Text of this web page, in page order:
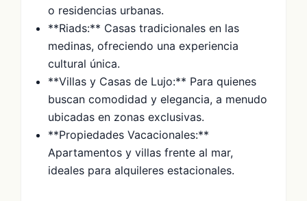
o residencias urbanas.
**Riads:** Casas tradicionales en las
medinas, ofreciendo una experiencia
cultural única.
**Villas y Casas de Lujo:** Para quienes
buscan comodidad y elegancia, a menudo
ubicadas en zonas exclusivas.
**Propiedades Vacacionales:**
Apartamentos y villas frente al mar,
ideales para alquileres estacionales.